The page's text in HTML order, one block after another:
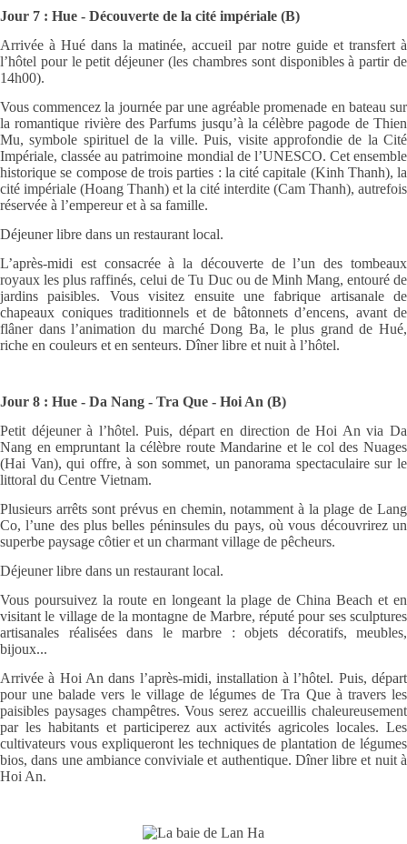
Jour 7 : Hue - Découverte de la cité impériale (B)
Arrivée à Hué dans la matinée, accueil par notre guide et transfert à
l’hôtel pour le petit déjeuner (les chambres sont disponibles à partir de
14h00).
Vous commencez la journée par une agréable promenade en bateau sur
la romantique rivière des Parfums jusqu’à la célèbre pagode de Thien
Mu, symbole spirituel de la ville. Puis, visite approfondie de la Cité
Impériale, classée au patrimoine mondial de l’UNESCO. Cet ensemble
historique se compose de trois parties : la cité capitale (Kinh Thanh), la
cité impériale (Hoang Thanh) et la cité interdite (Cam Thanh), autrefois
réservée à l’empereur et à sa famille.
Déjeuner libre dans un restaurant local.
L’après-midi est consacrée à la découverte de l’un des tombeaux
royaux les plus raffinés, celui de Tu Duc ou de Minh Mang, entouré de
jardins paisibles. Vous visitez ensuite une fabrique artisanale de
chapeaux coniques traditionnels et de bâtonnets d’encens, avant de
flâner dans l’animation du marché Dong Ba, le plus grand de Hué,
riche en couleurs et en senteurs. Dîner libre et nuit à l’hôtel.
Jour 8 : Hue - Da Nang - Tra Que - Hoi An (B)
Petit déjeuner à l’hôtel. Puis, départ en direction de Hoi An via Da
Nang en empruntant la célèbre route Mandarine et le col des Nuages
(Hai Van), qui offre, à son sommet, un panorama spectaculaire sur le
littoral du Centre Vietnam.
Plusieurs arrêts sont prévus en chemin, notamment à la plage de Lang
Co, l’une des plus belles péninsules du pays, où vous découvrirez un
superbe paysage côtier et un charmant village de pêcheurs.
Déjeuner libre dans un restaurant local.
Vous poursuivez la route en longeant la plage de China Beach et en
visitant le village de la montagne de Marbre, réputé pour ses sculptures
artisanales réalisées dans le marbre : objets décoratifs, meubles,
bijoux...
Arrivée à Hoi An dans l’après-midi, installation à l’hôtel. Puis, départ
pour une balade vers le village de légumes de Tra Que à travers les
paisibles paysages champêtres. Vous serez accueillis chaleureusement
par les habitants et participerez aux activités agricoles locales. Les
cultivateurs vous expliqueront les techniques de plantation de légumes
bios, dans une ambiance conviviale et authentique. Dîner libre et nuit à
Hoi An.